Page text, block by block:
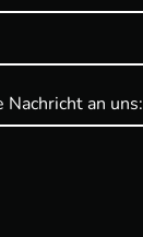
Nachricht an uns: